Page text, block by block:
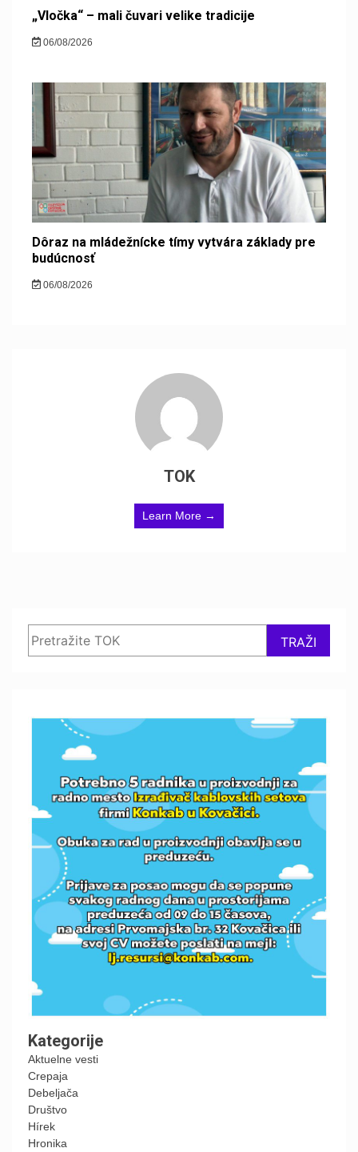
„Vločka“ – mali čuvari velike tradicije
06/08/2026
Dôraz na mládežnícke tímy vytvára základy pre
budúcnosť
06/08/2026
TOK
Learn More →
TRAŽI
Kategorije
Aktuelne vesti
Crepaja
Debeljača
Društvo
Hírek
Hronika